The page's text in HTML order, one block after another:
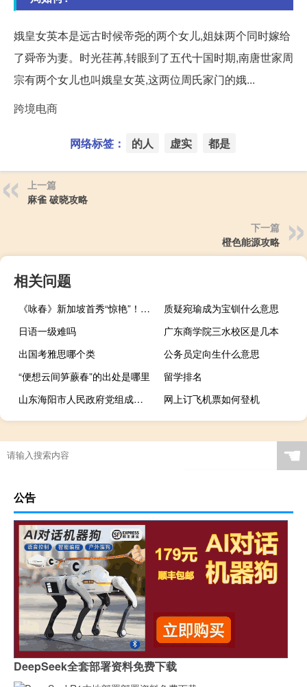
娥皇女英本是远古时候帝尧的两个女儿,姐妹两个同时嫁给
了舜帝为妻。时光荏苒,转眼到了五代十国时期,南唐世家周
宗有两个女儿也叫娥皇女英,这两位周氏家门的娥...
跨境电商
网络标签： 的人 虚实 都是
上一篇
麻雀 破晓攻略
下一篇
橙色能源攻略
相关问题
《咏春》新加坡首秀“惊艳”！美加等40馀国外交官点赞叫好 到底什么情况嘞
质疑宛瑜成为宝钏什么意思
日语一级难吗
广东商学院三水校区是几本
出国考雅思哪个类
公务员定向生什么意思
“便想云间笋蕨春”的出处是哪里
留学排名
山东海阳市人民政府党组成员、副市长高元华接受审查调查
网上订飞机票如何登机
☚
公告
DeepSeek全套部署资料免费下载